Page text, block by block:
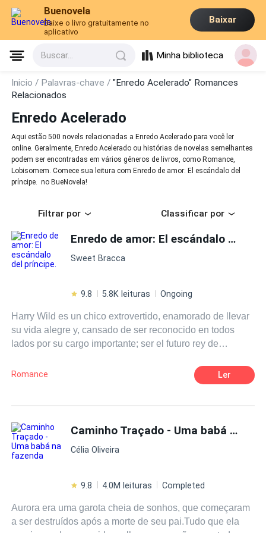
Buenovela
Baixe o livro gratuitamente no
aplicativo
Baixar
Buscar... Minha biblioteca
Inicio / Palavras-chave /"Enredo Acelerado" Romances
Relacionados
Enredo Acelerado
Aqui estão 500 novels relacionadas a Enredo Acelerado para você ler
online. Geralmente, Enredo Acelerado ou histórias de novelas semelhantes
podem ser encontradas em vários gêneros de livros, como Romance,
Lobisomem. Comece sua leitura com Enredo de amor: El escándalo del
príncipe. no BueNovela!
Filtrar por Classificar por
Enredo de amor: El escándalo del príncipe.
Sweet Bracca
9.8 5.8K leituras Ongoing
Harry Wild es un chico extrovertido, enamorado de llevar
su vida alegre y, cansado de ser reconocido en todos
lados por su cargo importante; ser el futuro rey de
del amor verdadero y la mayor de las hijas de su padre.
Pero, por cuestiones de trabajo y sus propias ideas sobre
jóvenes del país. En la boda de su hermano, viaja hacia
una de las islas más exquisitas de Europa, llevándose
consigo muchísimo trabajo del bufete en el que trabaja,
de quién es. Un encuentro furtivo, copas de más y sexo
de amor y un escándalo para el príncipe, Harry Wild.
Romance Ler
Caminho Traçado - Uma babá na fazenda
Célia Oliveira
9.8 4.0M leituras Completed
Aurora era uma garota cheia de sonhos, que começaram
a ser destruídos após a morte de seu pai.Tudo que ela